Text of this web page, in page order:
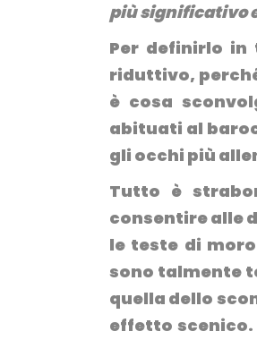
più significativo
Per definirlo in
riduttivo,
è cosa
abituati al
gli occhi più
Tutto è
consentire alle
le teste di
sono talmente
quella dello
effetto